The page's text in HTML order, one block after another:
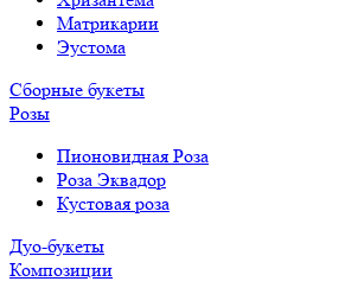
Матрикарии
Эустома
Сборные букеты
Розы
Пионовидная Роза
Роза Эквадор
Кустовая роза
Дуо-букеты
Композиции